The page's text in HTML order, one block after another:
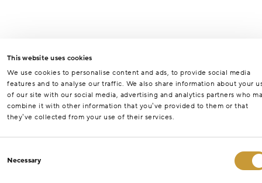
This website uses cookies
We use cookies to personalise content and ads, to provide social media
features and to analyse our traffic. We also share information about your
of our site with our social media, advertising and analytics partners who
combine it with other information that you’ve provided to them or that
they’ve collected from your use of their services.
Selection
Necessary